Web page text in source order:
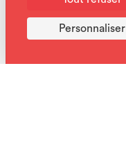
Réservation
Personnaliser